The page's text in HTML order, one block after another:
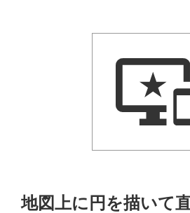
地図上に円を描いて